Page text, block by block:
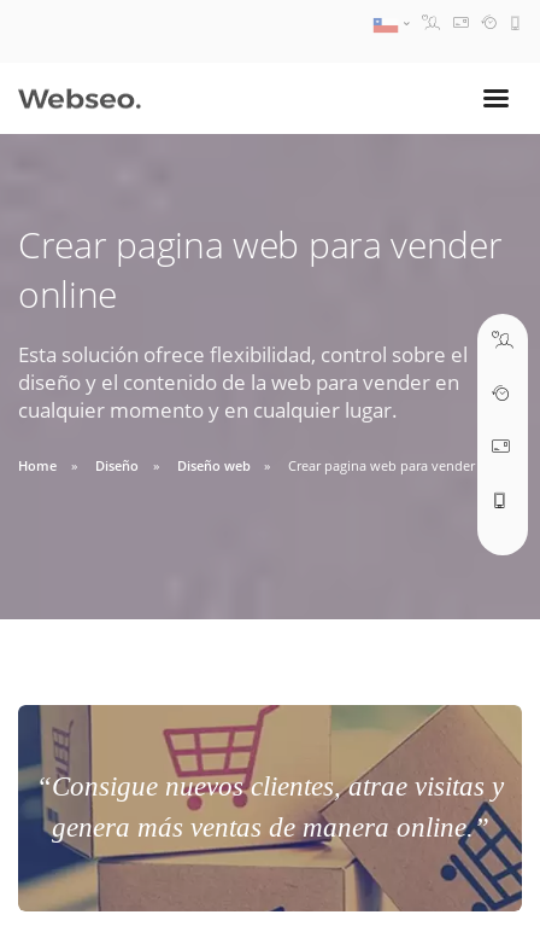
Crear pagina web para vender
online
Esta solución ofrece flexibilidad, control sobre el
diseño y el contenido de la web para vender en
cualquier momento y en cualquier lugar.
Home Diseño Diseño web Crear pagina web para vender online
“Consigue nuevos clientes, atrae visitas y
genera más ventas de manera online.”
09:30 AM A 18:30 PM
ABRIR TICKET